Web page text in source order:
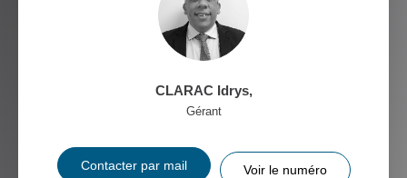
CLARAC Idrys,
Gérant
Contacter par mail Voir le numéro